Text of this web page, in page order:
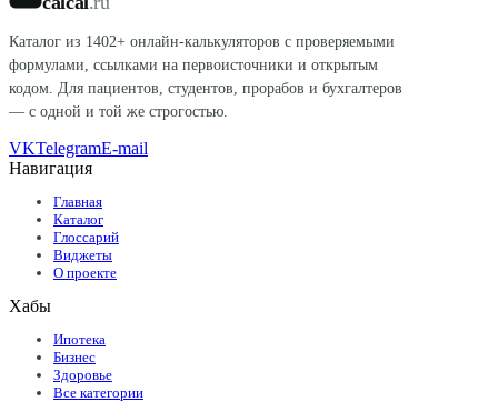
Каталог из 1402+ онлайн-калькуляторов с проверяемыми
формулами, ссылками на первоисточники и открытым
кодом. Для пациентов, студентов, прорабов и бухгалтеров
— с одной и той же строгостью.
VKTelegramE-mail
Навигация
Главная
Каталог
Глоссарий
Виджеты
О проекте
Хабы
Ипотека
Бизнес
Здоровье
Все категории